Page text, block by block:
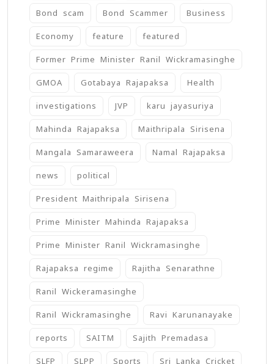
Bond scam Bond Scammer Business
Economy feature featured
Former Prime Minister Ranil Wickramasinghe
GMOA Gotabaya Rajapaksa Health
investigations JVP karu jayasuriya
Mahinda Rajapaksa Maithripala Sirisena
Mangala Samaraweera Namal Rajapaksa
news political
President Maithripala Sirisena
Prime Minister Mahinda Rajapaksa
Prime Minister Ranil Wickramasinghe
Rajapaksa regime Rajitha Senarathne
Ranil Wickeramasinghe
Ranil Wickramasinghe Ravi Karunanayake
reports SAITM Sajith Premadasa
SLFP SLPP Sports Sri Lanka Cricket